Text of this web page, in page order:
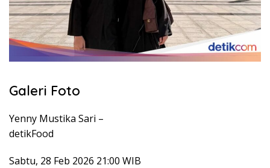
Galeri Foto
Yenny Mustika Sari –
detikFood
Sabtu, 28 Feb 2026 21:00 WIB